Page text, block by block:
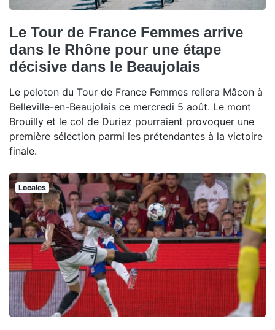
Le Tour de France Femmes arrive
dans le Rhône pour une étape
décisive dans le Beaujolais
Le peloton du Tour de France Femmes reliera Mâcon à
Belleville-en-Beaujolais ce mercredi 5 août. Le mont
Brouilly et le col de Duriez pourraient provoquer une
première sélection parmi les prétendantes à la victoire
finale.
Locales